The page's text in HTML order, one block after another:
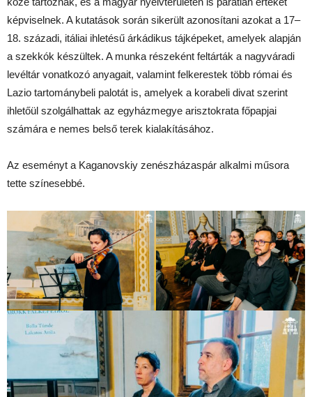
képviselnek. A kutatások során sikerült azonosítani azokat a 17–
18. századi, itáliai ihletésű árkádikus tájképeket, amelyek alapján
a szekkók készültek. A munka részeként feltárták a nagyváradi
levéltár vonatkozó anyagait, valamint felkerestek több római és
Lazio tartománybeli palotát is, amelyek a korabeli divat szerint
ihletőül szolgálhattak az egyházmegye arisztokrata főpapjai
számára e nemes belső terek kialakításához.
Az eseményt a Kaganovskiy zenészházaspár alkalmi műsora
tette színesebbé.